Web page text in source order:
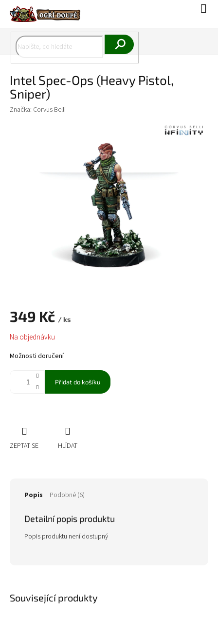
obsah
Intel Spec-Ops (Heavy Pistol,
Sniper)
Značka: Corvus Belli
349 Kč / ks
Měrná
cena:
Na objednávku
Možnosti doručení
Přidat do košíku
ZEPTAT SE HLÍDAT
Související produkty
Popis Podobné (6)
Detailní popis produktu
Popis produktu není dostupný